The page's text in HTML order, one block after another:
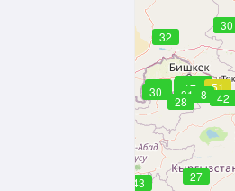
27
37
28
43
38
32
40
30
31
30
42
32
32
51
46
32
37
32
32
37
37
26
29
17